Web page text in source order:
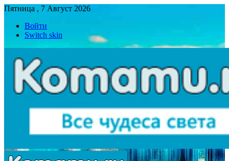
Пятница , 7 Август 2026
Войти
Switch skin